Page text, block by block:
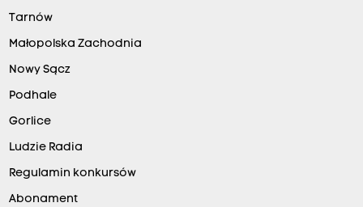
Tarnów
Małopolska Zachodnia
Nowy Sącz
Podhale
Gorlice
Ludzie Radia
Regulamin konkursów
Abonament